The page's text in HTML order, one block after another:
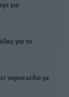
για
για το
νομοσχέδιο με